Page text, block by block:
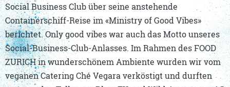
Social Business Club über seine anstehende
Containerschiff-Reise im «Ministry of Good Vibes»
berichtet. Only good vibes war auch das Motto unseres
Social-Business-Club-Anlasses. Im Rahmen des FOOD
ZURICH in wunderschönem Ambiente wurden wir vom
veganen Catering Ché Vegara verköstigt und durften